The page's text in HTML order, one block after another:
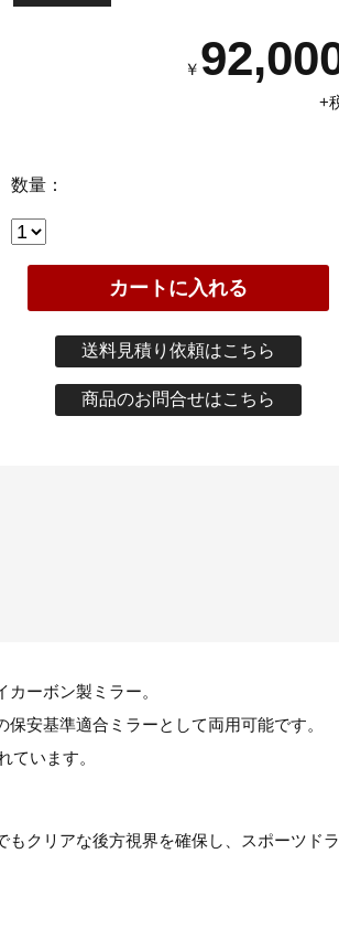
￥
+
数量：
ーボン製ミラー。
安基準適合ミラーとして両用可能です。
ています。
クリアな後方視界を確保し、スポーツドラ